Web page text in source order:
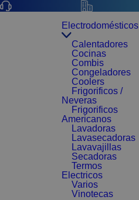
Electrodomésticos
Calentadores
Cocinas
Combis
Congeladores
Coolers
Frigorificos /
Neveras
Frigorificos
Americanos
Lavadoras
Lavasecadoras
Lavavajillas
Secadoras
Termos
Electricos
Varios
Vinotecas